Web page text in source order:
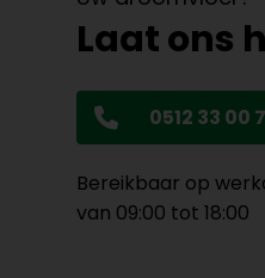
Laat ons
0512 33 00
Bereikbaar op
van 09:00 tot 18:00